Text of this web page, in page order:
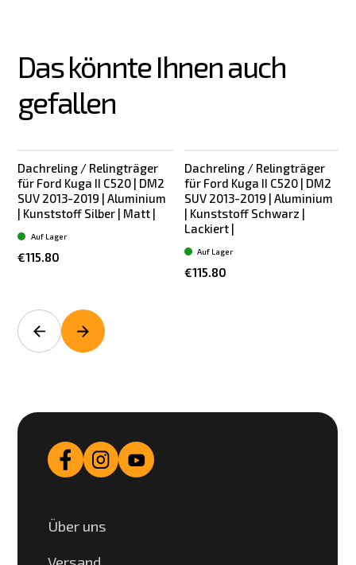
Das könnte Ihnen auch
gefallen
Dachreling / Relingträger
für Ford Kuga II C520 | DM2
SUV 2013-2019 | Aluminium
| Kunststoff Silber | Matt |
€115.80
Auf Lager
Dachreling / Relingträger
für Ford Kuga II C520 | DM2
SUV 2013-2019 | Aluminium
| Kunststoff Schwarz |
Lackiert |
€115.80
Auf Lager
Über uns